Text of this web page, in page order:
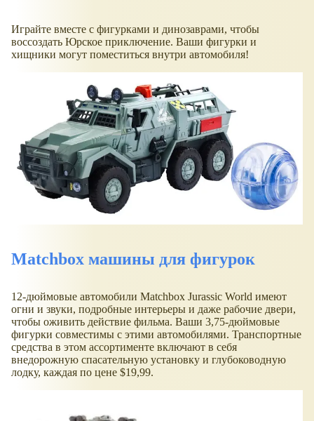
Играйте вместе с фигурками и динозаврами, чтобы
воссоздать Юрское приключение. Ваши фигурки и
хищники могут поместиться внутри автомобиля!
Matchbox машины для фигурок
12-дюймовые автомобили Matchbox Jurassic World имеют
огни и звуки, подробные интерьеры и даже рабочие двери,
чтобы оживить действие фильма. Ваши 3,75-дюймовые
фигурки совместимы с этими автомобилями. Транспортные
средства в этом ассортименте включают в себя
внедорожную спасательную установку и глубоководную
лодку, каждая по цене $19,99.